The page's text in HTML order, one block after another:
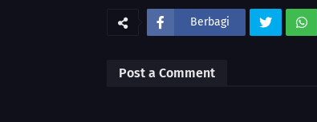
Berbagi
Post a Comment